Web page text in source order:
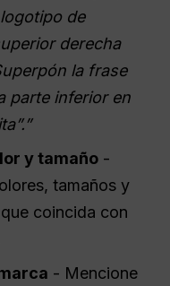
de
derecha
la frase
parte inferior en
y tamaño -
tamaños y
coincida con
- Mencione